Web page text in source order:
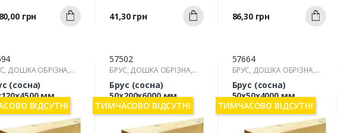
Швидкий
перегляд
грн Купити
Швидкий
перегляд
Ціна
41,30 грн Купити
Швидкий
перегляд
Ціна
86,30 грн Купити
ДОШКА ОБРІЗНА,
(сосна)
мм
ВІДСУТНІ
57502
БРУС, ДОШКА ОБРІЗНА,
РЕЙКА
Брус (сосна)
50х200х6000 мм
ТИМЧАСОВО ВІДСУТНІ
57664
БРУС, ДОШКА ОБРІЗНА,
РЕЙКА
Брус (сосна)
50х50х4000 мм
ТИМЧАСОВО ВІДСУТНІ